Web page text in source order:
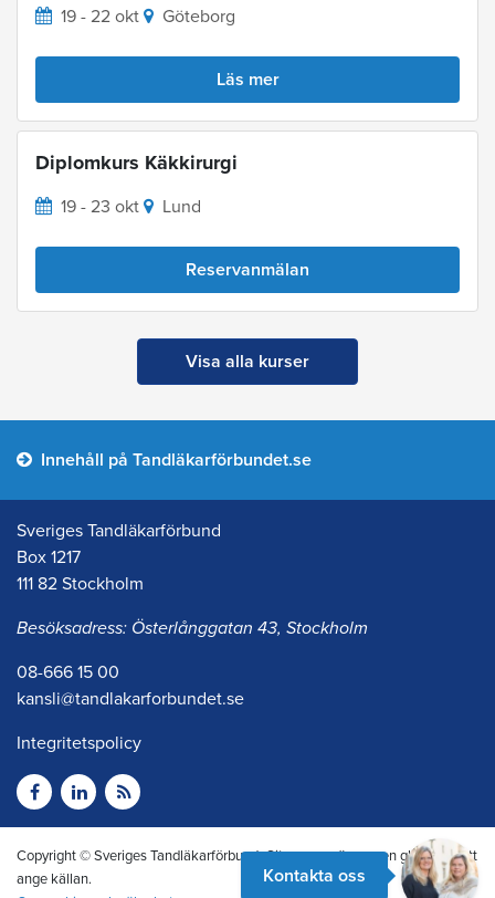
19 - 22 okt Göteborg
Läs mer
Diplomkurs Käkkirurgi
19 - 23 okt Lund
Reservanmälan
Visa alla kurser
Kontakta oss
Innehåll på Tandläkarförbundet.se
Sveriges Tandläkarförbund
Box 1217
111 82 Stockholm
Besöksadress: Österlånggatan 43, Stockholm
08-666 15 00
kansli@tandlakarforbundet.se
Integritetspolicy
Copyright © Sveriges Tandläkarförbund. Citera oss gärna men glöm inte att
ange källan.